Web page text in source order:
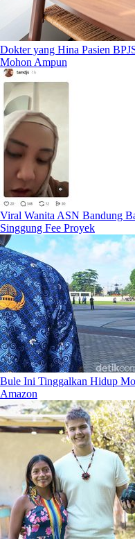
Dokter yang Hina Pasien
Mohon Ampun
Viral Wanita ASN Bandung
Singgung Fee Proyek
Bule Ini Tinggalkan Hidup
Amazon